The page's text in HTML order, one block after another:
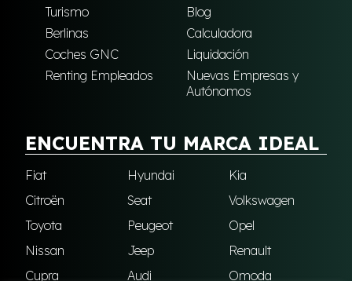
Turismo
Blog
Berlinas
Calculadora
Coches GNC
Liquidación
Renting Empleados
Nuevas Empresas y
Autónomos
ENCUENTRA TU MARCA IDEAL
Fiat Hyundai
Kia
Citroën
Seat
Volkswagen
Toyota
Peugeot
Opel
Nissan
Jeep
Renault
Cupra
Audi Omoda